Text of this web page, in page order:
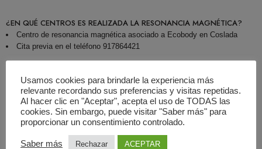
¿EN QUÉ CENTROS ES REALIZADA LA RESONANCIA MAGNÉTICA?
Centro de resonancia magnética asociado a Ecobody en Coslada
Cita previa en el teléfono 917864421
Valoraciones (0)
Basado En 0 Valoraciones
Usamos cookies para brindarle la experiencia más
relevante recordando sus preferencias y visitas repetidas.
Al hacer clic en "Aceptar", acepta el uso de TODAS las
cookies. Sin embargo, puede visitar "Saber más" para
proporcionar un consentimiento controlado.
Saber más Rechazar ACEPTAR